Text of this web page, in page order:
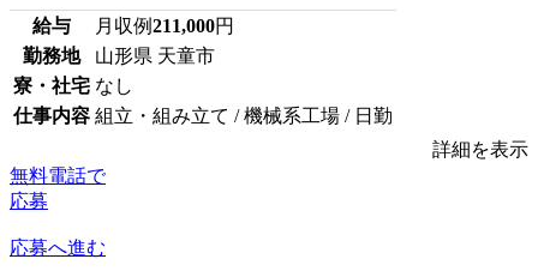
給与 月収例211,000円
勤務地
山形県 天童市
寮・社宅 なし
仕事内容 組立・組み立て / 機械系工場 / 日勤
詳細を表示
無料電話で
応募
応募へ進む